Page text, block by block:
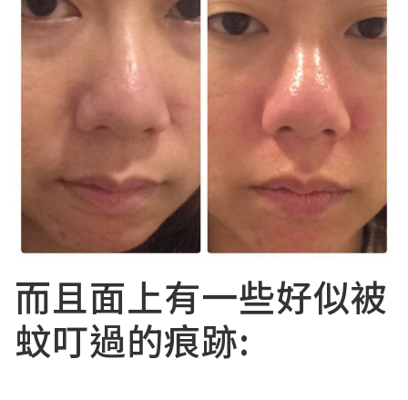
而且面上有一些好似被
蚊叮過的痕跡: